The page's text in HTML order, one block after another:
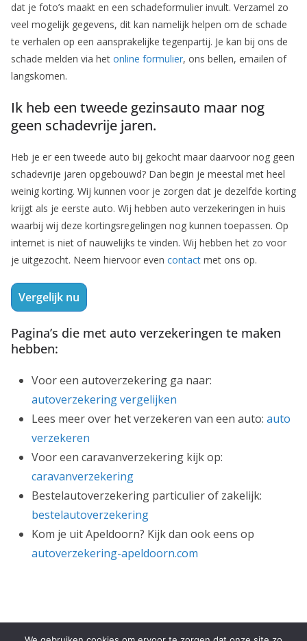
dat je foto’s maakt en een schadeformulier invult. Verzamel zo
veel mogelijk gegevens, dit kan namelijk helpen om de schade
te verhalen op een aansprakelijke tegenpartij. Je kan bij ons de
schade melden via het online formulier, ons bellen, emailen of
langskomen.
Ik heb een tweede gezinsauto maar nog
geen schadevrije jaren.
Heb je er een tweede auto bij gekocht maar daarvoor nog geen
schadevrije jaren opgebouwd? Dan begin je meestal met heel
weinig korting. Wij kunnen voor je zorgen dat je dezelfde korting
krijgt als je eerste auto. Wij hebben auto verzekeringen in huis
waarbij wij deze kortingsregelingen nog kunnen toepassen. Op
internet is niet of nauwelijks te vinden. Wij hebben het zo voor
je uitgezocht. Neem hiervoor even contact met ons op.
Vergelijk nu
Pagina’s die met auto verzekeringen te maken
hebben:
Voor een autoverzekering ga naar:
autoverzekering vergelijken
Lees meer over het verzekeren van een auto: auto
verzekeren
Voor een caravanverzekering kijk op:
caravanverzekering
Bestelautoverzekering particulier of zakelijk:
bestelautoverzekering
Kom je uit Apeldoorn? Kijk dan ook eens op
autoverzekering-apeldoorn.com